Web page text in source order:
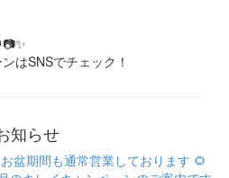
はSNSでチェック！
知らせ
盆期間も通常営業しております 🌻